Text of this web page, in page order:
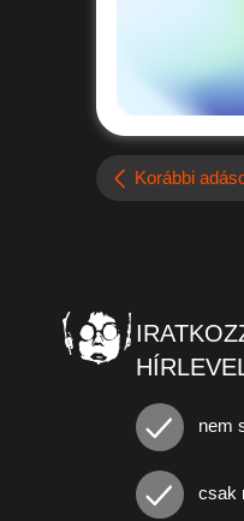
Korábbi
nem
csak